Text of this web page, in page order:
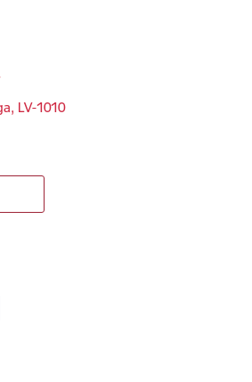
LV-1010